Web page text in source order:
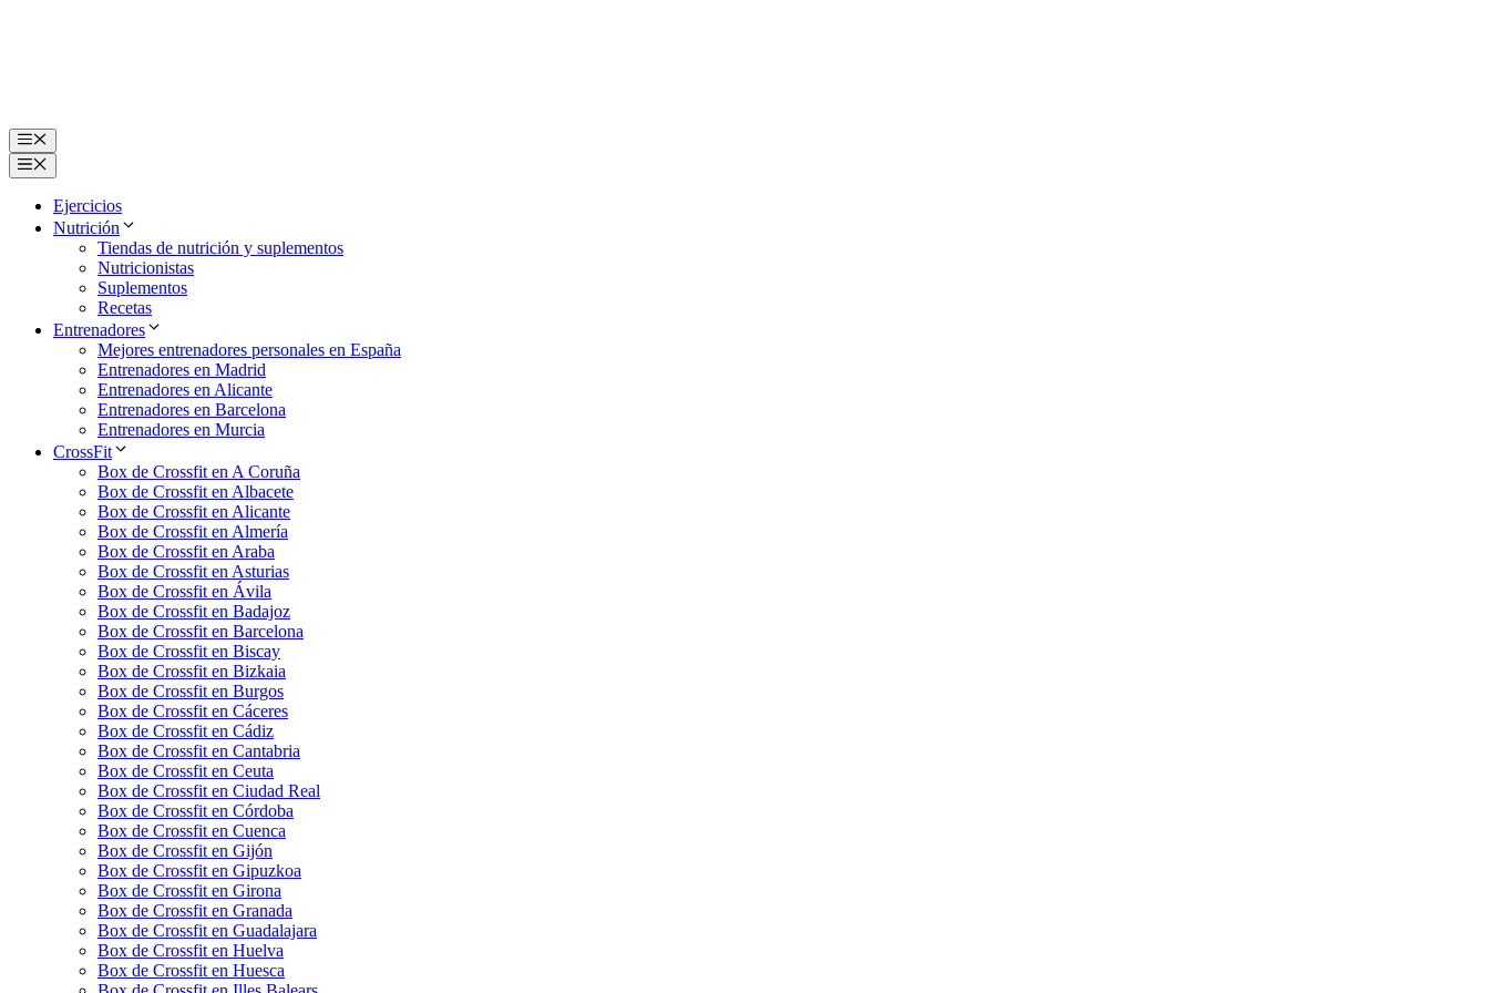
Menú
Menú
Ejercicios
Nutrición
Tiendas de nutrición y suplementos
Nutricionistas
Suplementos
Recetas
Entrenadores
Mejores entrenadores personales en España
Entrenadores en Madrid
Entrenadores en Alicante
Entrenadores en Barcelona
Entrenadores en Murcia
CrossFit
Box de Crossfit en A Coruña
Box de Crossfit en Albacete
Box de Crossfit en Alicante
Box de Crossfit en Almería
Box de Crossfit en Araba
Box de Crossfit en Asturias
Box de Crossfit en Ávila
Box de Crossfit en Badajoz
Box de Crossfit en Barcelona
Box de Crossfit en Biscay
Box de Crossfit en Bizkaia
Box de Crossfit en Burgos
Box de Crossfit en Cáceres
Box de Crossfit en Cádiz
Box de Crossfit en Cantabria
Box de Crossfit en Ceuta
Box de Crossfit en Ciudad Real
Box de Crossfit en Córdoba
Box de Crossfit en Cuenca
Box de Crossfit en Gijón
Box de Crossfit en Gipuzkoa
Box de Crossfit en Girona
Box de Crossfit en Granada
Box de Crossfit en Guadalajara
Box de Crossfit en Huelva
Box de Crossfit en Huesca